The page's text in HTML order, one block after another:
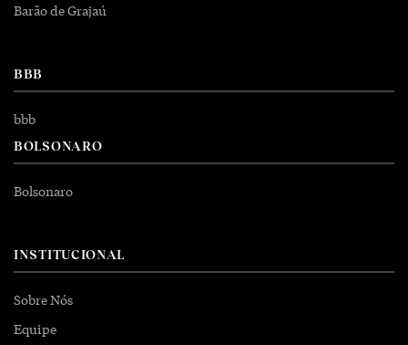
Barão de Grajaú
BBB
bbb
BOLSONARO
Bolsonaro
INSTITUCIONAL
Sobre Nós
Equipe